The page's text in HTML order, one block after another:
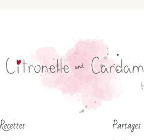
Recettes Partages